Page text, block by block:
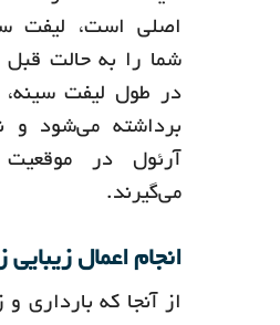
اصلی است، لیفت
شما را به حالت قبل
در طول لیفت
برداشته می‌شود و
آرئول در
می‌گیرند.
انجام اعمال زیبایی
از آنجا که بارداری